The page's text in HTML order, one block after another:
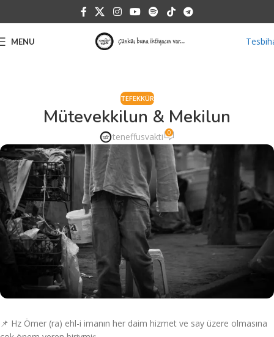
MENU
TEFEKKÜR
Mütevekkilun & Mekilun
teneffusvakti 0
📌 Hz Ömer (ra) ehl-i imanın her daim hizmet ve say üzere olmasına